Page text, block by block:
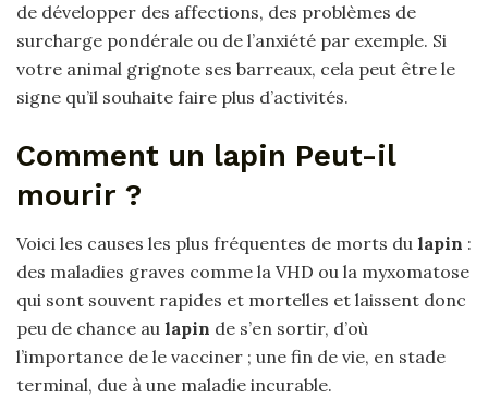
de développer des affections, des problèmes de
surcharge pondérale ou de l’anxiété par exemple. Si
votre animal grignote ses barreaux, cela peut être le
signe qu’il souhaite faire plus d’activités.
Comment un lapin Peut-il
mourir ?
Voici les causes les plus fréquentes de morts du lapin :
des maladies graves comme la VHD ou la myxomatose
qui sont souvent rapides et mortelles et laissent donc
peu de chance au lapin de s’en sortir, d’où
l’importance de le vacciner ; une fin de vie, en stade
terminal, due à une maladie incurable.